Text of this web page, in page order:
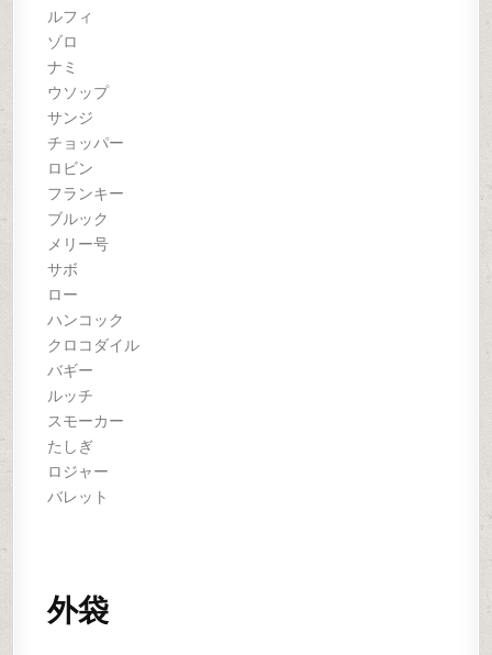
ルフィ
ゾロ
ナミ
ウソップ
サンジ
チョッパー
ロビン
フランキー
ブルック
メリー号
サボ
ロー
ハンコック
クロコダイル
バギー
ルッチ
スモーカー
たしぎ
ロジャー
バレット
外袋